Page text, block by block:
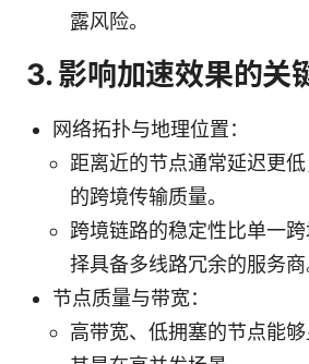
露风险。
3. 影响加速效果的关
网络拓扑与地理位置：
距离近的节点通常延迟更
的跨境传输质量。
跨境链路的稳定性比单一
择具备多线路冗余的服务商
节点质量与带宽：
高带宽、低拥塞的节点能